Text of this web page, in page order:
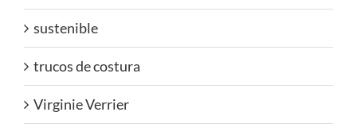
sustenible
trucos de costura
Virginie Verrier